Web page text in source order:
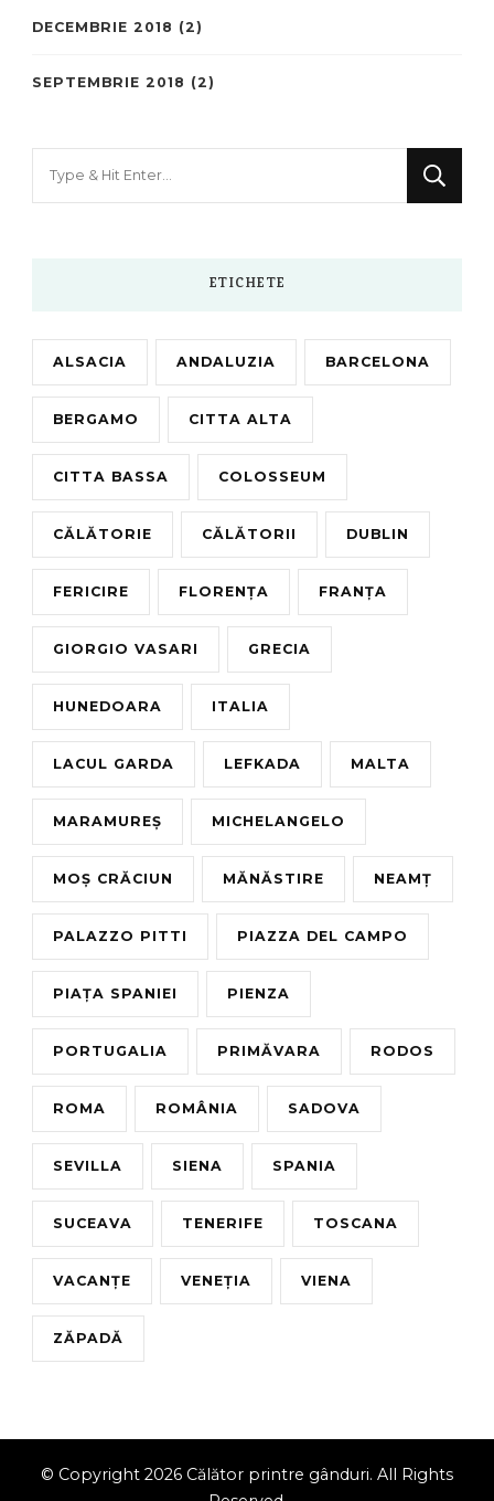
DECEMBRIE 2018 (2)
SEPTEMBRIE 2018 (2)
ETICHETE
ALSACIA ANDALUZIA BARCELONA
BERGAMO CITTA ALTA
CITTA BASSA COLOSSEUM
CĂLĂTORIE CĂLĂTORII DUBLIN
FERICIRE FLORENȚA FRANȚA
GIORGIO VASARI GRECIA
HUNEDOARA ITALIA
LACUL GARDA LEFKADA MALTA
MARAMUREȘ MICHELANGELO
MOȘ CRĂCIUN MĂNĂSTIRE NEAMȚ
PALAZZO PITTI PIAZZA DEL CAMPO
PIAȚA SPANIEI PIENZA
PORTUGALIA PRIMĂVARA RODOS
ROMA ROMÂNIA SADOVA
SEVILLA SIENA SPANIA
SUCEAVA TENERIFE TOSCANA
VACANȚE VENEȚIA VIENA
ZĂPADĂ
© Copyright 2026 Călător printre gânduri. All Rights